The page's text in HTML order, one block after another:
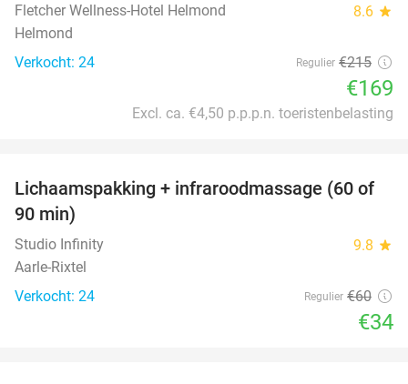
Fletcher Wellness-Hotel Helmond 8.6 star
Helmond
Verkocht: 24
Regulier €215
€169
Excl. ca. €4,50 p.p.p.n. toeristenbelasting
43%
Lichaamspakking + infraroodmassage (60 of
90 min)
Studio Infinity 9.8 star
Aarle-Rixtel
Verkocht: 24
Regulier €60
€34